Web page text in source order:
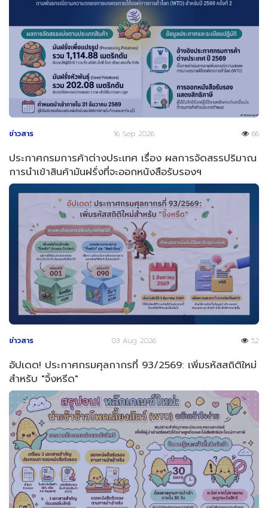
ข่าวสาร 16 Sep 2026 66
ประกาศกรมการค้าต่างประเทศ เรื่อง ผลการจัดสรรปริมาณ
การนำเข้าสินค้ามันฝรั่งที่จะออกหนังสือรับรองฯ
ข่าวสาร 03 Aug 2026 52
อัปเดต! ประกาศกรมศุลกากรที่ 93/2569: เพิ่มรหัสสถิติใหม่
สำหรับ "จิ้งหรีด"